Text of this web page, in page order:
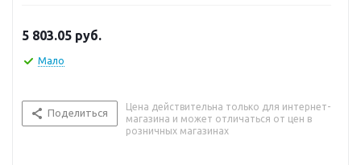
5 803.05 руб.
Мало
Поделиться
Цена действительна только для интернет-
магазина и может отличаться от цен в
розничных магазинах